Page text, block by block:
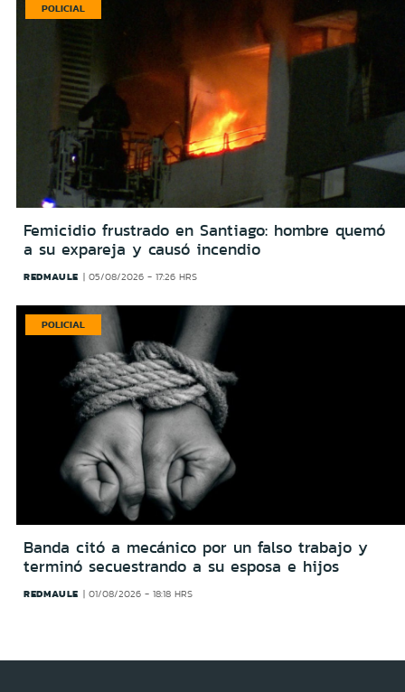
POLICIAL
Femicidio frustrado en Santiago: hombre quemó
a su expareja y causó incendio
REDMAULE 05/08/2026 - 17:26 HRS
POLICIAL
Banda citó a mecánico por un falso trabajo y
terminó secuestrando a su esposa e hijos
REDMAULE 01/08/2026 - 18:18 HRS